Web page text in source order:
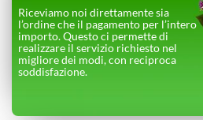
Riceviamo noi direttamente sia
l’ordine che il pagamento per l’intero
importo. Questo ci permette di
realizzare il servizio richiesto nel
migliore dei modi, con reciproca
soddisfazione.